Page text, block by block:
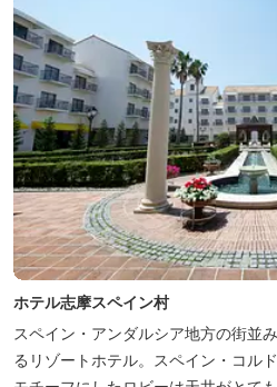
ホテル志摩スペイン村
スペイン・アンダルシア地方の街並
るリゾートホテル。スペイン・コル